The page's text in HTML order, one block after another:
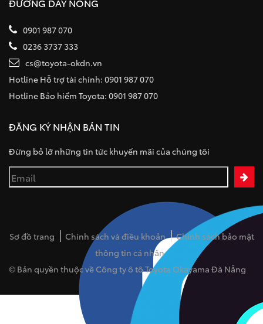
0901 987 070
0236 3737 333
cs@toyota-okdn.vn
Hotline Hỗ trợ tài chính: 0901 987 070
Hotline Bảo hiểm Toyota: 0901 987 070
ĐĂNG KÝ NHẬN BẢN TIN
Đừng bỏ lỡ những tin tức khuyến mãi của chúng tôi
Sơ đồ trang Chính sách và điều khoản
Chính sách bảo mật
thông tin cá nhân
© Bản quyền thuộc về Công ty ô tô Toyota Okayama Đà Nẵng